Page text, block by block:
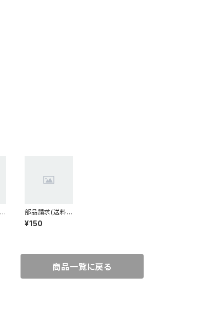
部品請求(送料
込)150円
¥150
商品一覧に戻る